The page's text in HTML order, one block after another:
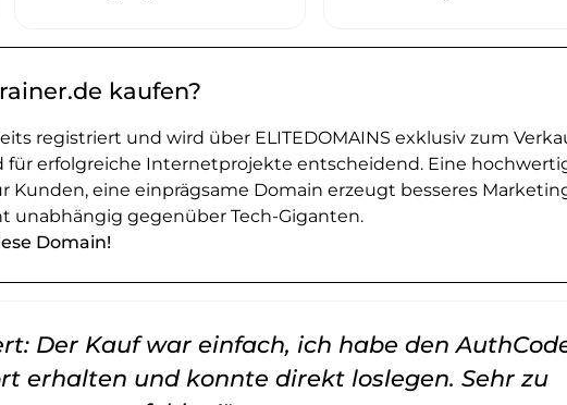
kaufen?
registriert und wird über ELITEDOMAINS exklusiv zum
für erfolgreiche Internetprojekte entscheidend. Eine
Kunden, eine einprägsame Domain erzeugt besseres
unabhängig gegenüber Tech-Giganten.
Domain!
Der Kauf war einfach, ich habe den
erhalten und konnte direkt loslegen. Sehr zu